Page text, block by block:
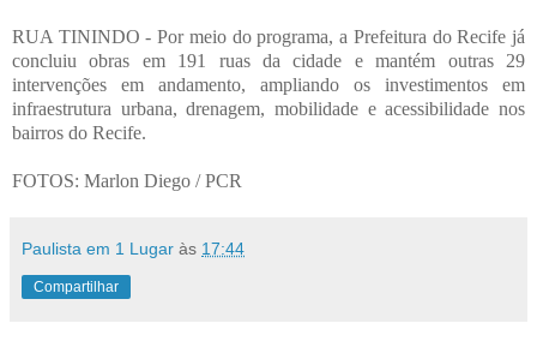
RUA TININDO - Por meio do programa, a Prefeitura do Recife já
concluiu obras em 191 ruas da cidade e mantém outras 29
intervenções em andamento, ampliando os investimentos em
infraestrutura urbana, drenagem, mobilidade e acessibilidade nos
bairros do Recife.
FOTOS: Marlon Diego / PCR
Paulista em 1 Lugar às 17:44
Compartilhar